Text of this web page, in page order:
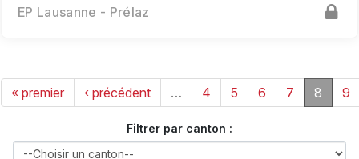
EP Lausanne - Prélaz
« premier ‹ précédent … 4 5 6 7 8 9
Filtrer par canton :